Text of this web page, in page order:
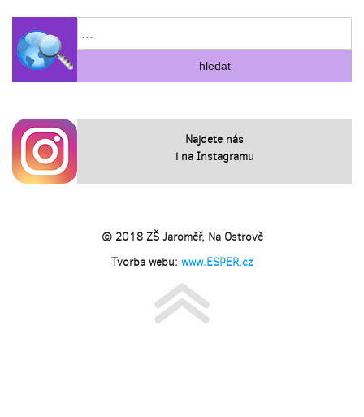
Najdete nás
i na Instagramu
© 2018 ZŠ Jaroměř, Na Ostrově
Tvorba webu: www.ESPER.cz